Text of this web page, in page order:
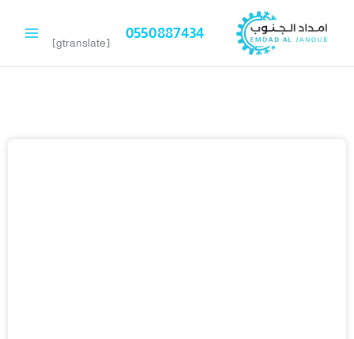
المحتوى
0550887434
[gtranslate]